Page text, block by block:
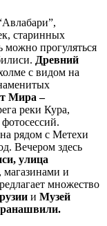
старинных
можно прогуляться
Древний
с видом на
Мира –
реки Кура,
рядом с Метехи
Вечером здесь
улица
магазинами и
множество
и Музей